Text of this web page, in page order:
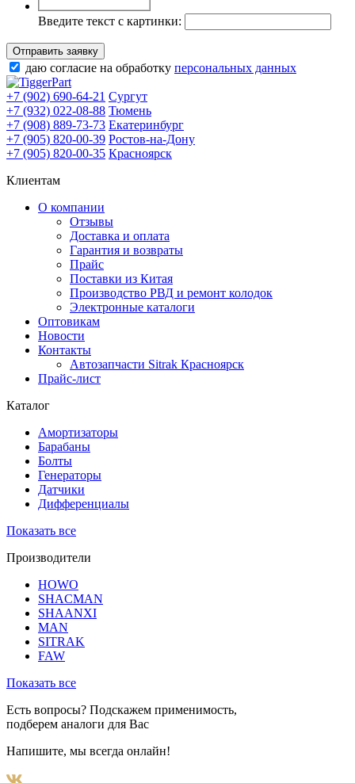
Введите текст с картинки:
Отправить заявку
даю согласие на обработку персональных данных
+7 (902) 690-64-21 Сургут
+7 (932) 022-08-88 Тюмень
+7 (908) 889-73-73 Екатеринбург
+7 (905) 820-00-39 Ростов-на-Дону
+7 (905) 820-00-35 Красноярск
Клиентам
О компании
Отзывы
Доставка и оплата
Гарантия и возвраты
Прайс
Поставки из Китая
Производство РВД и ремонт колодок
Электронные каталоги
Оптовикам
Новости
Контакты
Автозапчасти Sitrak Красноярск
Прайс-лист
Каталог
Амортизаторы
Барабаны
Болты
Генераторы
Датчики
Дифференциалы
Показать все
Производители
HOWO
SHACMAN
SHAANXI
MAN
SITRAK
FAW
Показать все
Есть вопросы? Подскажем применимость,
подберем аналоги для Вас
Напишите, мы всегда онлайн!